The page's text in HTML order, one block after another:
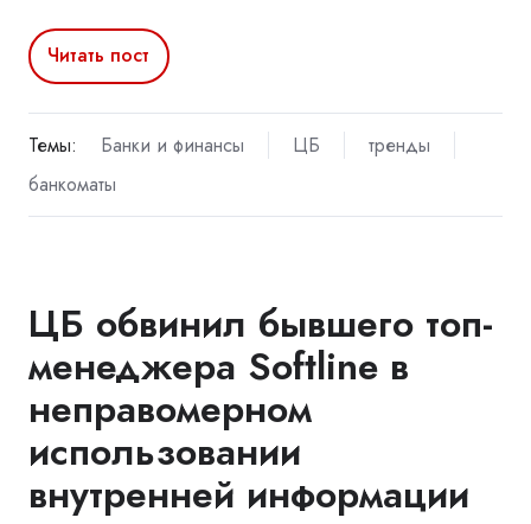
Читать пост
Темы: Банки и финансы ЦБ
тренды
банкоматы
ЦБ обвинил бывшего топ-
менеджера Softline в
неправомерном
использовании
внутренней информации